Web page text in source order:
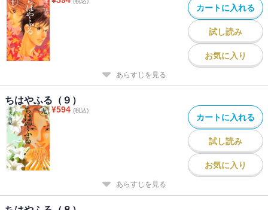
カートに入れる
試し読み
お気に入り
あらすじを見る
ちはやふる（９）
¥594 (税込)
カートに入れる
試し読み
お気に入り
あらすじを見る